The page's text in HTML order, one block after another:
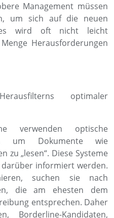
Management müssen
um sich auf die neuen
wird oft nicht leicht
Herausforderungen
optimaler
verwenden optische
um Dokumente wie
zu „lesen“. Diese Systeme
darüber informiert werden.
suchen sie nach
die am ehesten dem
entsprechen. Daher
Borderline-Kandidaten,